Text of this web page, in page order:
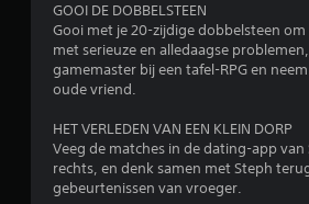
GOOI DE DOBBELSTEEN
Gooi met je 20-zijdige dobbelsteen
met serieuze en alledaagse
gamemaster bij een tafel-RPG en
oude vriend.
HET VERLEDEN VAN EEN KLEIN DORP
Veeg de matches in de dating-app
rechts, en denk samen met Steph
gebeurtenissen van vroeger.